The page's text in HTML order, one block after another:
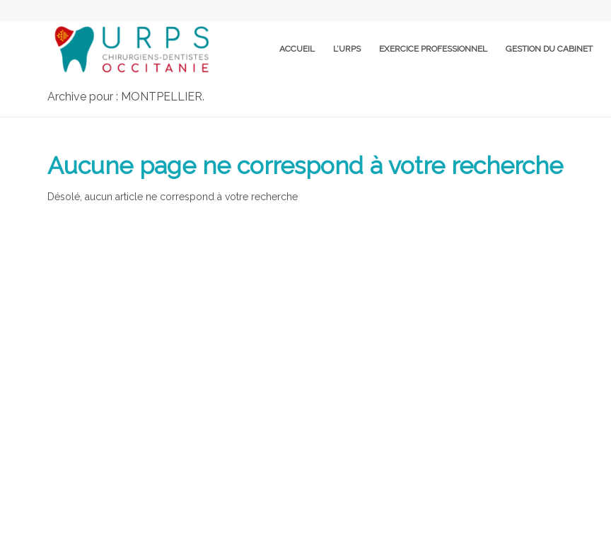
ACCUEIL L’URPS EXERCICE PROFESSIONNEL GESTION DU CABINET
Archive pour : MONTPELLIER.
Aucune page ne correspond à votre recherche
Désolé, aucun article ne correspond à votre recherche